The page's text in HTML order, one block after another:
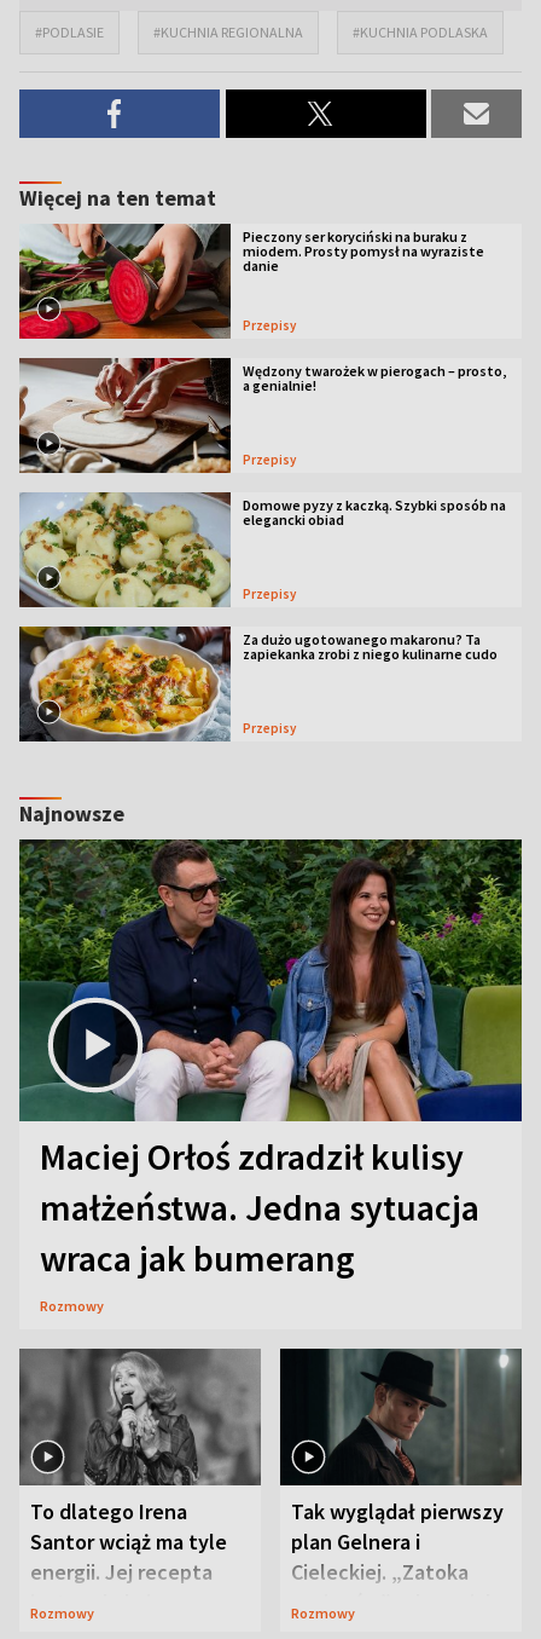
#PODLASIE #KUCHNIA REGIONALNA #KUCHNIA PODLASKA
Więcej na ten temat
Pieczony ser koryciński na buraku z
miodem. Prosty pomysł na wyraziste
danie
Przepisy
Wędzony twarożek w pierogach – prosto,
a genialnie!
Przepisy
Domowe pyzy z kaczką. Szybki sposób na
elegancki obiad
Przepisy
Za dużo ugotowanego makaronu? Ta
zapiekanka zrobi z niego kulinarne cudo
Przepisy
Najnowsze
Maciej Orłoś zdradził kulisy
małżeństwa. Jedna sytuacja
wraca jak bumerang
Rozmowy
To dlatego Irena
Santor wciąż ma tyle
energii. Jej recepta
jest zaskakująco
Rozmowy
Tak wyglądał pierwszy
plan Gelnera i
Cieleckiej. „Zatoka
szpiegów” od razu ich
Rozmowy